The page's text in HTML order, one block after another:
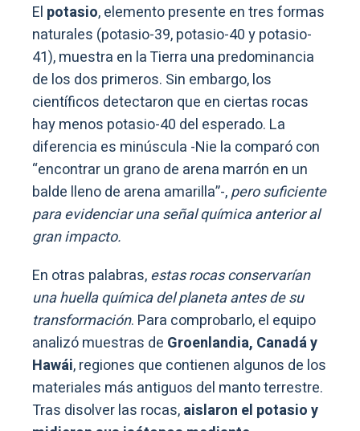
El potasio, elemento presente en tres formas
naturales (potasio-39, potasio-40 y potasio-
41), muestra en la Tierra una predominancia
de los dos primeros. Sin embargo, los
científicos detectaron que en ciertas rocas
hay menos potasio-40 del esperado. La
diferencia es minúscula -Nie la comparó con
“encontrar un grano de arena marrón en un
balde lleno de arena amarilla”-,pero suficiente
para evidenciar una señal química anterior al
gran impacto.
En otras palabras,estas rocas conservarían
una huella química del planeta antes de su
transformación. Para comprobarlo, el equipo
analizó muestras de Groenlandia, Canadá y
Hawái, regiones que contienen algunos de los
materiales más antiguos del manto terrestre.
Tras disolver las rocas,aislaron el potasio y